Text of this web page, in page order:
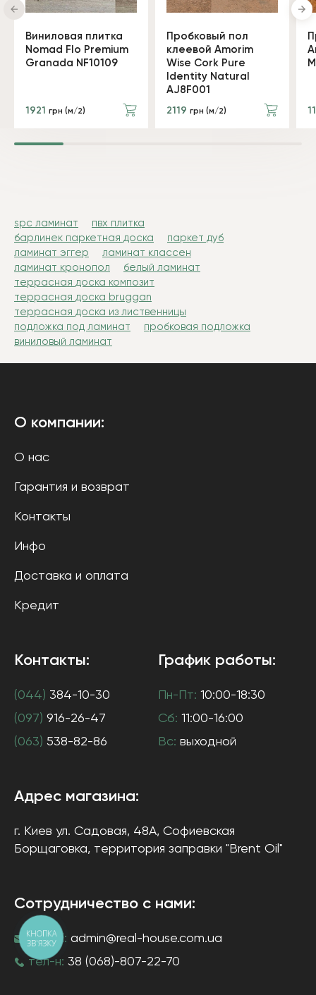
Виниловая плитка
Nomad Flo Premium
Granada NF10109
1921 грн (м/2)
Пробковый пол
клеевой Amorim
Wise Cork Pure
Identity Natural
AJ8F001
2119 грн (м/2)
spc ламинат
пвх плитка
барлинек паркетная доска
паркет дуб
ламинат эггер
ламинат классен
ламинат кронопол
белый ламинат
террасная доска композит
террасная доска bruggan
террасная доска из лиственницы
подложка под ламинат
пробковая подложка
виниловый ламинат
О компании:
О нас
Гарантия и возврат
Контакты
Инфо
Доставка и оплата
Кредит
Контакты:
(044) 384-10-30
(097) 916-26-47
(063) 538-82-86
График работы:
Пн-Пт: 10:00-18:30
Сб: 11:00-16:00
Вс: выходной
Адрес магазина:
г. Киев ул. Садовая, 48А, Софиевская
Борщаговка, территория заправки "Brent Oil"
Сотрудничество с нами:
e-mail: admin@real-house.com.ua
тел-н: 38 (068)-807-22-70
КНОПКА
ЗВ'ЯЗКУ